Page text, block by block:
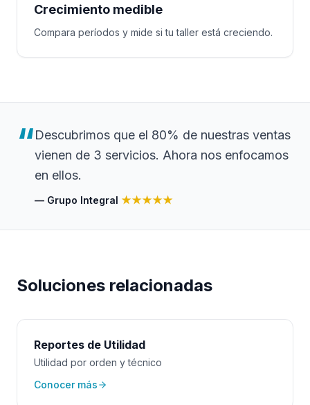
Crecimiento medible
Compara períodos y mide si tu taller está creciendo.
“Descubrimos que el 80% de nuestras ventas
vienen de 3 servicios. Ahora nos enfocamos
en ellos.
— Grupo Integral ★★★★★
Soluciones relacionadas
Reportes de Utilidad
Utilidad por orden y técnico
Conocer más